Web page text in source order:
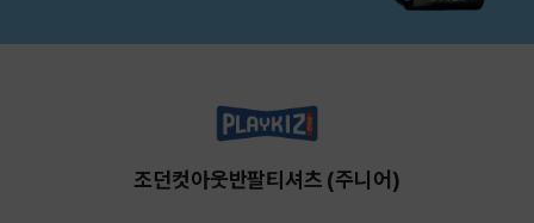
조던컷아웃반팔티셔츠 (주니어)